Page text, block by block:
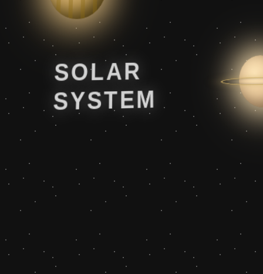
SOLAR
SYSTEM